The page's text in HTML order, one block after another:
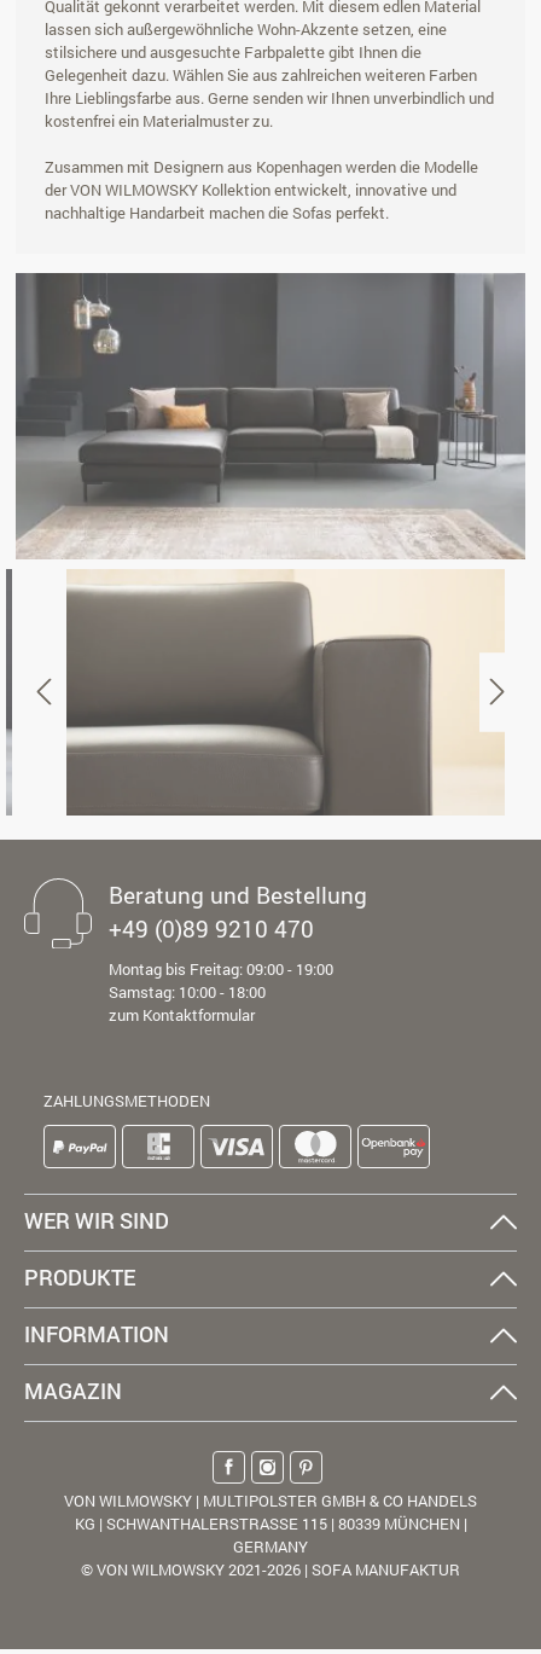
Qualität gekonnt verarbeitet werden. Mit diesem edlen Material
lassen sich außergewöhnliche Wohn-Akzente setzen, eine
stilsichere und ausgesuchte Farbpalette gibt Ihnen die
Gelegenheit dazu. Wählen Sie aus zahlreichen weiteren Farben
Ihre Lieblingsfarbe aus. Gerne senden wir Ihnen unverbindlich und
kostenfrei ein Materialmuster zu.
Zusammen mit Designern aus Kopenhagen werden die Modelle
der VON WILMOWSKY Kollektion entwickelt, innovative und
nachhaltige Handarbeit machen die Sofas perfekt.
Beratung und Bestellung
+49 (0)89 9210 470
Montag bis Freitag: 09:00 - 19:00
Samstag: 10:00 - 18:00
zum Kontaktformular
ZAHLUNGSMETHODEN
WER WIR SIND
PRODUKTE
INFORMATION
MAGAZIN
VON WILMOWSKY | MULTIPOLSTER GMBH & CO HANDELS
KG | SCHWANTHALERSTRASSE 115 | 80339 MÜNCHEN |
GERMANY
© VON WILMOWSKY 2021-2026 | SOFA MANUFAKTUR